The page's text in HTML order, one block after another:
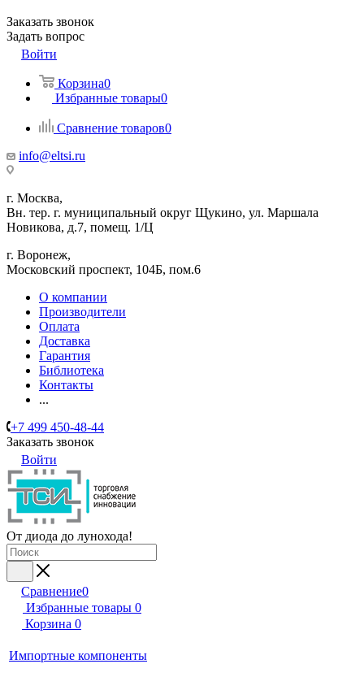
Заказать звонок
Задать вопрос
Войти
Корзина0
Избранные товары0
Сравнение товаров0
info@eltsi.ru
г. Москва,
Вн. тер. г. муниципальный округ Щукино, ул. Маршала
Новикова, д.7, помещ. 1/Ц
г. Воронеж,
​Московский проспект, 104Б, пом.6
О компании
Производители
Оплата
Доставка
Гарантия
Библиотека
Контакты
...
+7 499 450-48-44
Заказать звонок
Войти
От диода до лунохода!
Сравнение0
Избранные товары 0
Корзина 0
Импортные компоненты